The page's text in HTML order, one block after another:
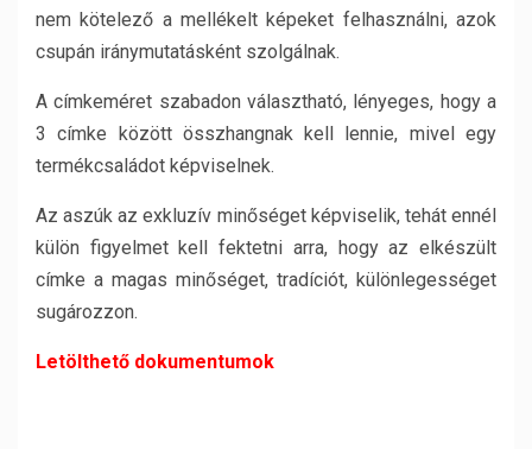
nem kötelező a mellékelt képeket felhasználni, azok
csupán iránymutatásként szolgálnak.
A címkeméret szabadon választható, lényeges, hogy a
3 címke között összhangnak kell lennie, mivel egy
termékcsaládot képviselnek.
Az aszúk az exkluzív minőséget képviselik, tehát ennél
külön figyelmet kell fektetni arra, hogy az elkészült
címke a magas minőséget, tradíciót, különlegességet
sugározzon.
Letölthető dokumentumok